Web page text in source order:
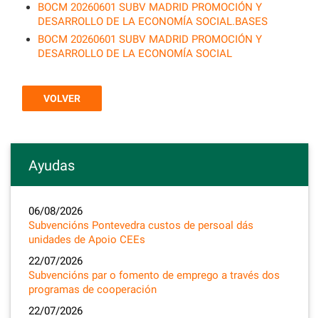
BOCM 20260601 SUBV MADRID PROMOCIÓN Y
DESARROLLO DE LA ECONOMÍA SOCIAL.BASES
BOCM 20260601 SUBV MADRID PROMOCIÓN Y
DESARROLLO DE LA ECONOMÍA SOCIAL
VOLVER
Ayudas
06/08/2026
Subvencións Pontevedra custos de persoal dás
unidades de Apoio CEEs
22/07/2026
Subvencións par o fomento de emprego a través dos
programas de cooperación
22/07/2026